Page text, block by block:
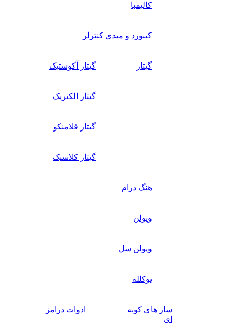
کالیمبا
کیبورد و میدی کنترلر
گیتار گیتار آکوستیک
گیتار الکتریک
گیتار فلامنکو
گیتار کلاسیک
هنگ درام
ویولن
ویولن سل
یوکلله
ساز های کوبه
ای
ادوات درامز